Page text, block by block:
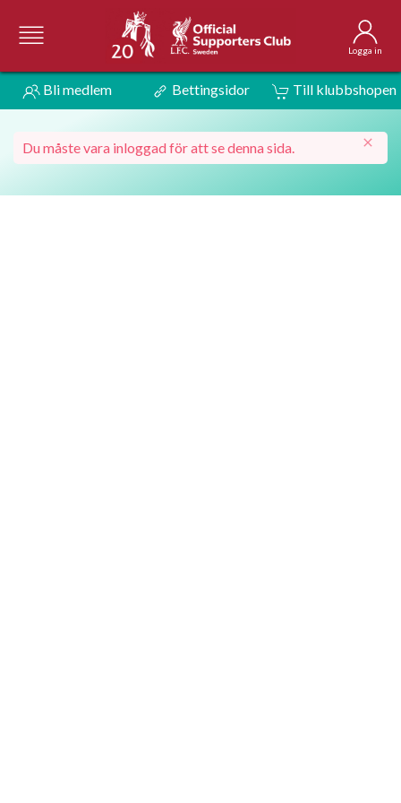
Logga in
Bli medlem Bettingsidor Till klubbshopen
Du måste vara inloggad för att se denna sida.